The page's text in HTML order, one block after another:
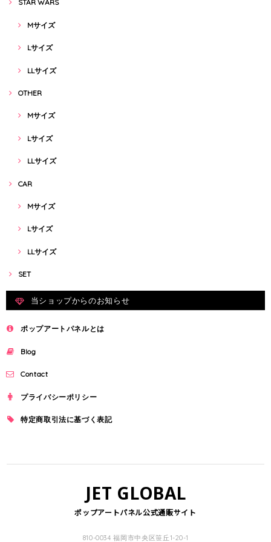
STAR WARS
Mサイズ
Lサイズ
LLサイズ
OTHER
Mサイズ
Lサイズ
LLサイズ
CAR
Mサイズ
Lサイズ
LLサイズ
SET
当ショップからのお知らせ
ポップアートパネルとは
Blog
Contact
プライバシーポリシー
特定商取引法に基づく表記
JET GLOBAL
ポップアートパネル公式通販サイト
810-0034 福岡市中央区笹丘1-20-1